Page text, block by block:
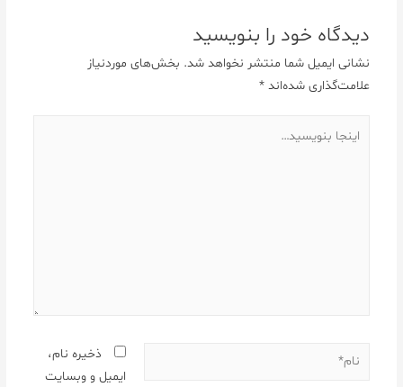
دیدگاه‌ خود را بنویسید
نشانی ایمیل شما منتشر نخواهد شد. بخش‌های موردنیاز
علامت‌گذاری شده‌اند *
نام*
ذخیره نام،
ایمیل و وبسایت